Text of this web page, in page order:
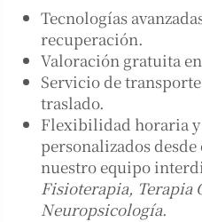
Tecnologías
recuperación.
Valoración gratuita
Servicio de
traslado.
Flexibilidad horaria
personalizados
nuestro equipo
Fisioterapia, Terapia
Neuropsicología.